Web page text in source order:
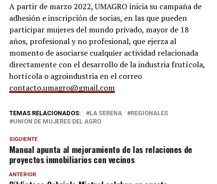
A partir de marzo 2022, UMAGRO inicia su campaña de
adhesión e inscripción de socias, en las que pueden
participar mujeres del mundo privado, mayor de 18
años, profesional y no profesional, que ejerza al
momento de asociarse cualquier actividad relacionada
directamente con el desarrollo de la industria frutícola,
hortícola o agroindustria en el correo
contacto.umagro@gmail.com
TEMAS RELACIONADOS: LA SERENA
REGIONALES
UNIÓN DE MUJERES DEL AGRO
SIGUIENTE
Manual apunta al mejoramiento de las relaciones de
proyectos inmobiliarios con vecinos
ANTERIOR